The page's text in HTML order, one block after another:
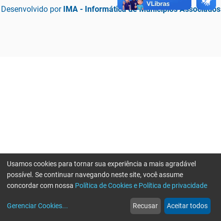
Desenvolvido por IMA - Informática de Municípios Associados
web
Notícias
more_horiz
Mais
Usamos cookies para tornar sua experiência a mais agradável
possível. Se continuar navegando neste site, você assume
concordar com nossa Política de Cookies e Política de privacidade
Gerenciar Cookies... Recusar Aceitar todos
Erro ao enviar informações, por favor tente novamente